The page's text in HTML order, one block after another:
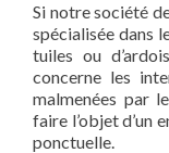
Si notre société
spécialisée dans
tuiles ou
concerne les
malmenées par
faire l’objet d’un
ponctuelle.